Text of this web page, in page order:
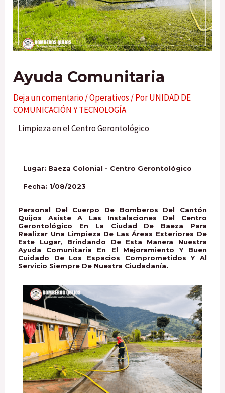
Ayuda Comunitaria
Deja un comentario/Operativos / PorUNIDAD DE
COMUNICACIÓN Y TECNOLOGÍA
Limpieza en el Centro Gerontológico
Lugar: Baeza Colonial - Centro Gerontológico
Fecha: 1/08/2023
Personal Del Cuerpo De Bomberos Del Cantón
Quijos Asiste A Las Instalaciones Del Centro
Gerontológico En La Ciudad De Baeza Para
Realizar Una Limpieza De Las Áreas Exteriores De
Este Lugar, Brindando De Esta Manera Nuestra
Ayuda Comunitaria En El Mejoramiento Y Buen
Cuidado De Los Espacios Comprometidos Y Al
Servicio Siempre De Nuestra Ciudadanía.